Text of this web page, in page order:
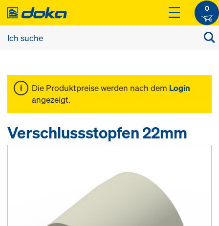
0
Die Produktpreise werden nach dem Login
angezeigt.
Verschlussstopfen 22mm